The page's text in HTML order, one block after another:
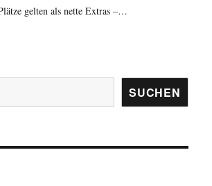
gelten als nette Extras –…
SUCHEN